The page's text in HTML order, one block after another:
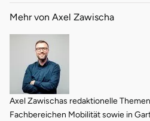
Mehr von Axel Zawischa
Axel Zawischas redaktionelle
Fachbereichen Mobilität sowie in